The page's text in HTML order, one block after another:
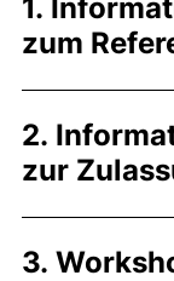
1.
zum
2.
zur
3.